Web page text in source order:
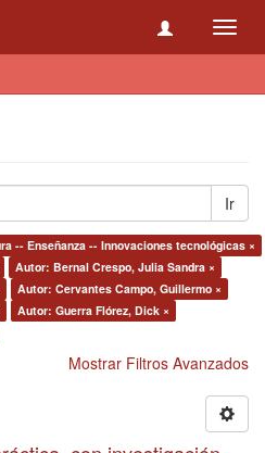
Ir
-- Enseñanza -- Innovaciones tecnológicas ×
Autor: Bernal Crespo, Julia Sandra ×
Autor: Cervantes Campo, Guillermo ×
Autor: Guerra Flórez, Dick ×
Mostrar Filtros Avanzados